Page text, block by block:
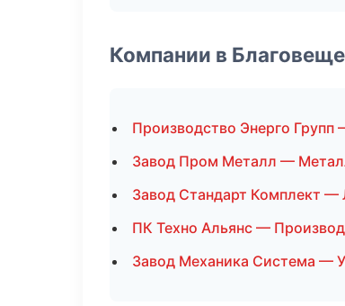
Компании в
Производство Энерго Групп
Завод Пром Металл —
Завод Стандарт Комплект —
ПК Техно Альянс —
Завод Механика Система —